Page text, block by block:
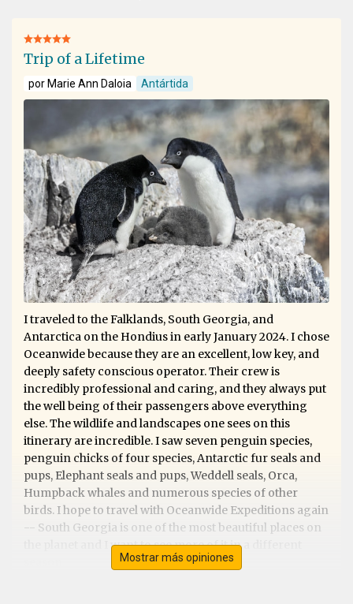
Trip of a Lifetime
por Marie Ann Daloia Antártida
I traveled to the Falklands, South Georgia, and
Antarctica on the Hondius in early January 2024. I chose
Oceanwide because they are an excellent, low key, and
deeply safety conscious operator. Their crew is
incredibly professional and caring, and they always put
the well being of their passengers above everything
else. The wildlife and landscapes one sees on this
itinerary are incredible. I saw seven penguin species,
penguin chicks of four species, Antarctic fur seals and
pups, Elephant seals and pups, Weddell seals, Orca,
Humpback whales and numerous species of other
birds. I hope to travel with Oceanwide Expeditions again
-- South Georgia is one of the most beautiful places on
the planet and I want to see more of it in a different
Mostrar más opiniones